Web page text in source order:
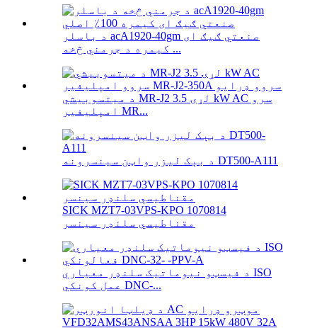
د باسلر acA1920-40gm صنعتي ګیګ ای
کیمره د جرمني څخه ...
د میتسوبیشي MR-J2 لړۍ 3.5 kW AC سرو
امپلیفیر MR...
د بېک لیزر واټن سینسرونه DT500-A111
SICK MZT7-03VPS-KPO 1070814
مقناطیسي سلنډر سینسر
د فیسټو نیوماتیک سلنډر معیاري ISO
عمل کونکي DNC-...